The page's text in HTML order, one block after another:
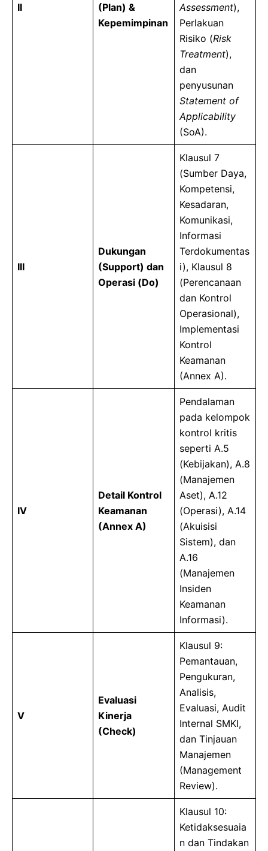
II
(Plan) &
Kepemimpinan
Assessment),
Perlakuan
Risiko (Risk
Treatment),
dan
penyusunan
Statement of
Applicability
(SoA).
III
Dukungan
(Support) dan
Operasi (Do)
Klausul 7
(Sumber Daya,
Kompetensi,
Kesadaran,
Komunikasi,
Informasi
Terdokumentas
i), Klausul 8
(Perencanaan
dan Kontrol
Operasional),
Implementasi
Kontrol
Keamanan
(Annex A).
IV
Detail Kontrol
Keamanan
(Annex A)
Pendalaman
pada kelompok
kontrol kritis
seperti A.5
(Kebijakan), A.8
(Manajemen
Aset), A.12
(Operasi), A.14
(Akuisisi
Sistem), dan
A.16
(Manajemen
Insiden
Keamanan
Informasi).
V
Evaluasi
Kinerja
(Check)
Klausul 9:
Pemantauan,
Pengukuran,
Analisis,
Evaluasi, Audit
Internal SMKI,
dan Tinjauan
Manajemen
(Management
Review).
Klausul 10:
Ketidaksesuaia
n dan Tindakan